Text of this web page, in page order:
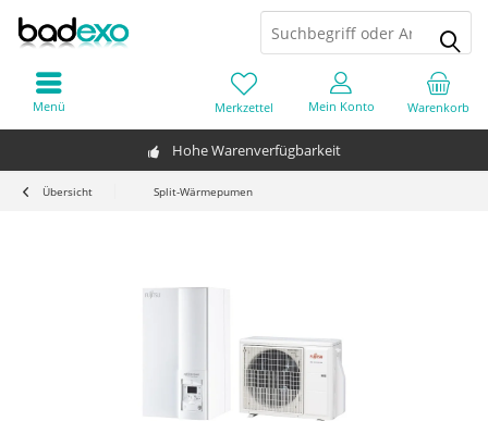
Hohe Warenverfügbarkeit
Warenkorb
Merkzettel Mein Konto
Menü
Übersicht Split-Wärmepumen